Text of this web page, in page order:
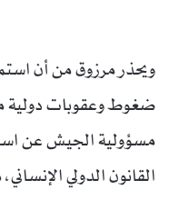
ويحذر مرزوق من أن
ضغوط وعقوبات دولية
مسؤولية الجيش عن
القانون الدولي